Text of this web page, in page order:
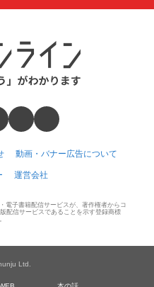
動画・バナー広告について
運営会社
電子書籍配信サービスが、著作権者からコ
配信サービスであることを示す登録商標
Ltd.